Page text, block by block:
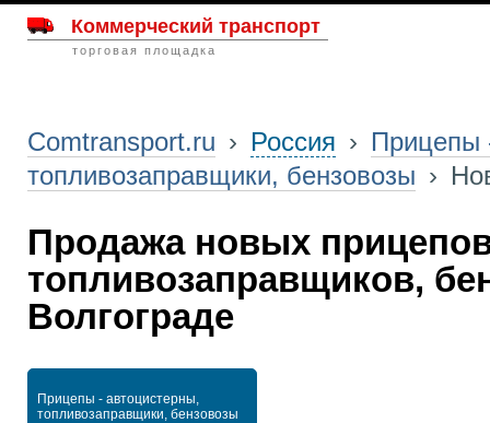
Коммерческий транспорт
торговая площадка
Comtransport.ru › Россия › Прицепы
топливозаправщики, бензовозы ›
Продажа новых
топливозаправщиков,
Волгограде
Прицепы - автоцистерны,
топливозаправщики, бензовозы